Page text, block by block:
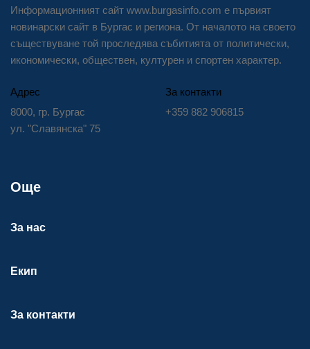
Информационният сайт www.burgasinfo.com е първият
новинарски сайт в Бургас и региона. От началото на своето
съществуване той проследява събитията от политически,
икономически, обществен, културен и спортен характер.
Адрес
8000, гр. Бургас
ул. "Славянска" 75
За контакти
+359 882 906815
Още
За нас
Екип
За контакти